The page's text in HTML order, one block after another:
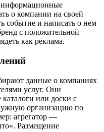
информационные
о компании на своей
событие и написать о нем
с положительной
как реклама.
данные о компаниях
услуг. Они
каталоги или доски с
организацию по
агрегатор —
Размещение